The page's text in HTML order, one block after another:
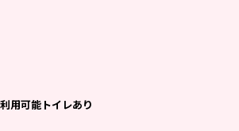
利用可能トイレあり